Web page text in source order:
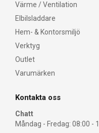
Värme / Ventilation
Elbilsladdare
Hem- & Kontorsmiljö
Verktyg
Outlet
Varumärken
Kontakta oss
Chatt
Måndag - Fredag: 08:00 -